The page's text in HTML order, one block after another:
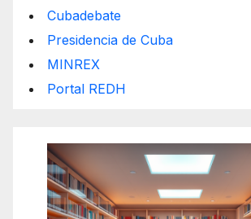
Cubadebate
Presidencia de Cuba
MINREX
Portal REDH